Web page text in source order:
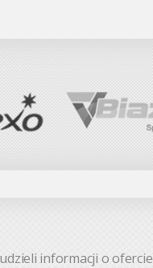
informacji o ofercie